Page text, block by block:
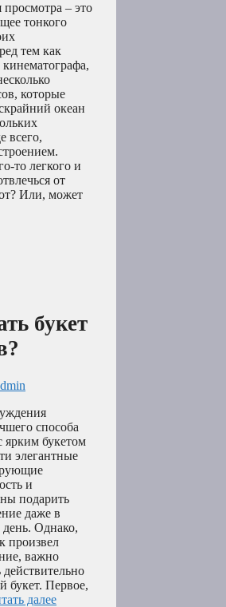
– это
тонкого
тем как
которые
океан
всего,
то легкого и
от
Или, может
букет
способа
ярким букетом
элегантные
и
подарить
даже в
Однако,
произвел
важно
действительно
букет. Первое,
далее